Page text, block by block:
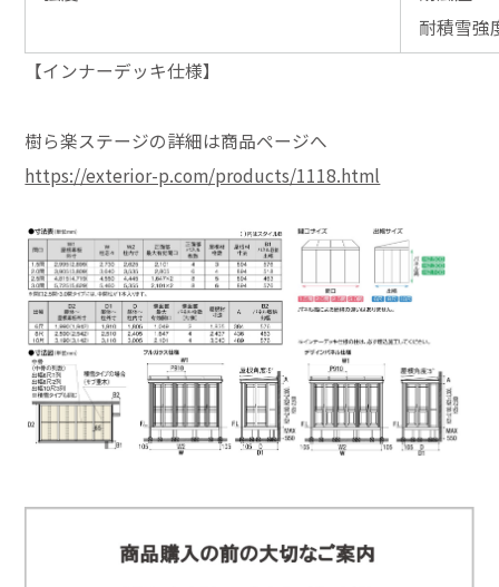
耐積雪強
【インナーデッキ仕様】
樹ら楽ステージの詳細は商品ページへ
https://exterior-p.com/products/1118.html